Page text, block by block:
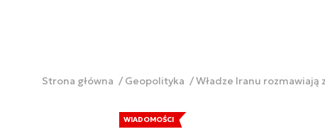
Strona główna Geopolityka Władze Iranu
WIADOMOŚCI